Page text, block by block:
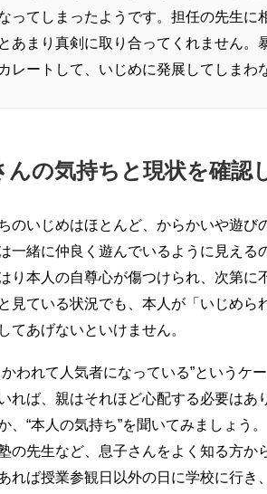
ってしまったようです。担任の先生
まり真剣に取り合ってくれません。
レートして、いじめに発展してしまわ
んの気持ちと現状を確認
のいじめはほとんど、からかいや遊び
一緒に仲良く遊んでいるように見え
り本人の自尊心が傷つけられ、次第
見ている状況でも、本人が「いじめら
てあげないといけません。
かわれて人気者になっている”というケ
れば、親はそれほど心配する必要は
、“本人の気持ち”を聞いてみましょう
の先生など、息子さんをよく知る方か
れば授業参観日以外の日に学校に行き